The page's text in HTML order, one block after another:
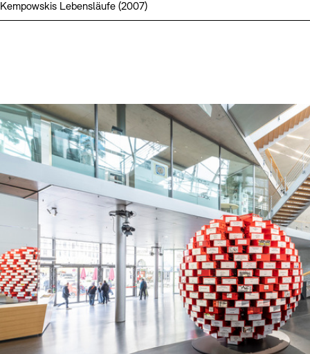
Kempowskis Lebensläufe (2007)